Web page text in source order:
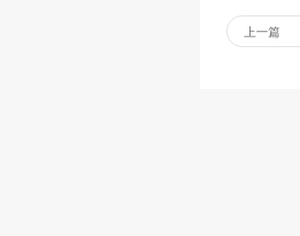
上一篇